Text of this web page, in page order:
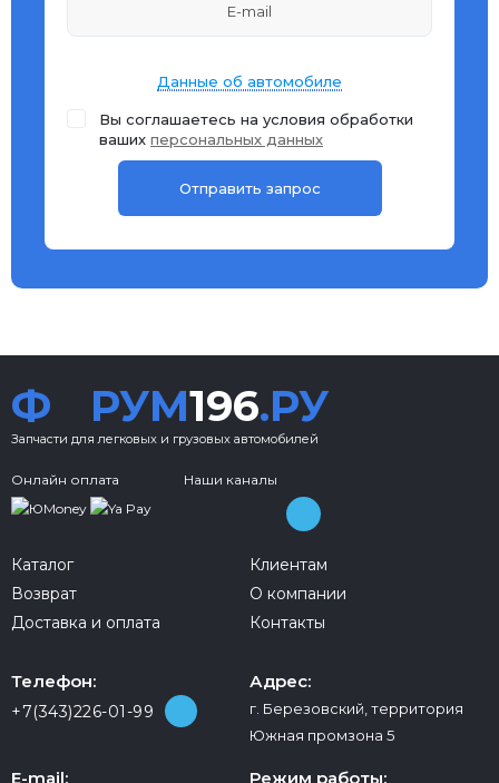
Данные об автомобиле
Вы соглашаетесь на условия обработки
ваших персональных данных
Ф РУМ196.РУ
Запчасти для легковых и грузовых автомобилей
Онлайн оплата Наши каналы
Каталог
Возврат
Доставка и оплата
Клиентам
О компании
Контакты
Телефон:
+7(343)226-01-99
Адрес:
г. Березовский, территория
Южная промзона 5
E-mail: Режим работы: